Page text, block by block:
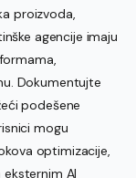
proizvoda,
agencije imaju
Dokumentujte
podešene
mogu
optimizacije,
AI